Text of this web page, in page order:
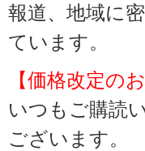
報道、地域に
ています。
【価格改定の
いつもご購読
ございます。